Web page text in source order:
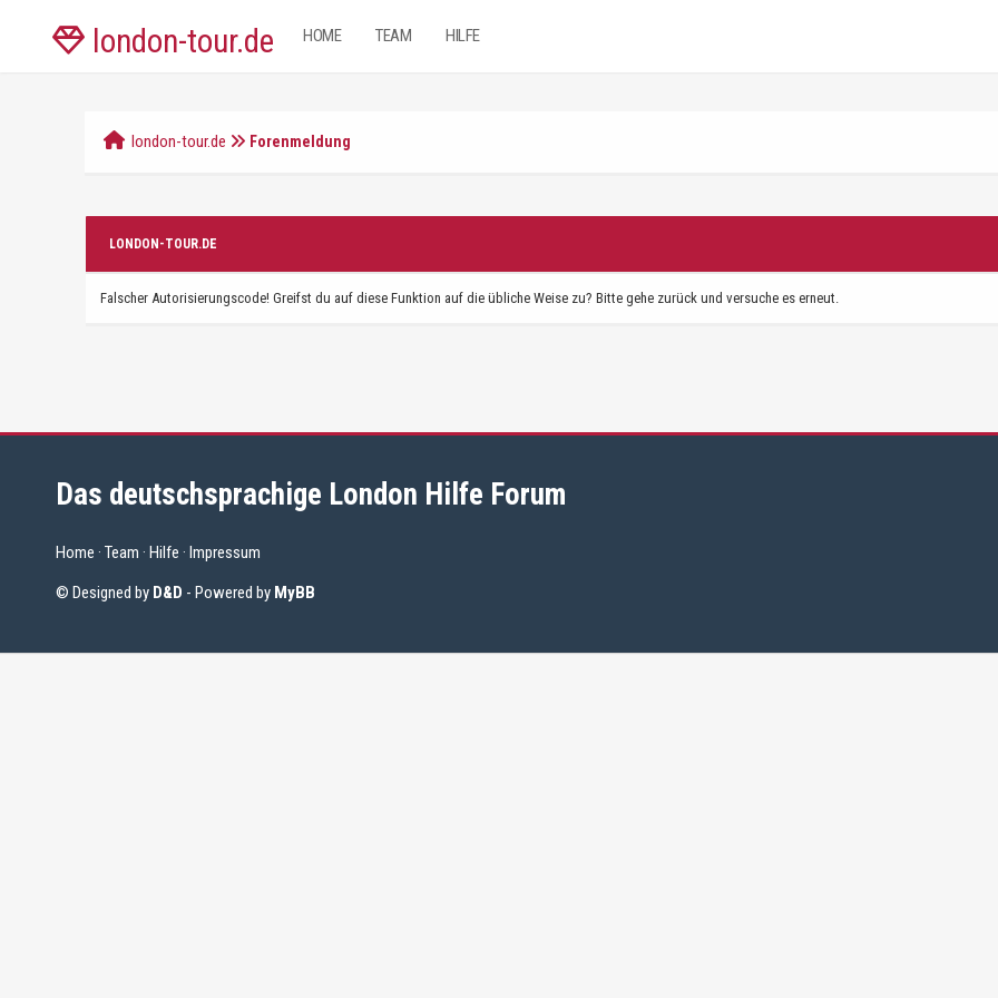
london-tour.de HOME TEAM HILFE
london-tour.de Forenmeldung
LONDON-TOUR.DE
Falscher Autorisierungscode! Greifst du auf diese Funktion auf die übliche Weise zu? Bitte gehe zurück und versuche es erneut.
Das deutschsprachige London Hilfe Forum
Home · Team · Hilfe · Impressum
© Designed by D&D - Powered by MyBB